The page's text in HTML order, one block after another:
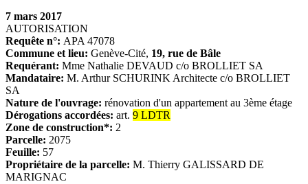
7 mars 2017
AUTORISATION
Requête n°: APA 47078
Commune et lieu: Genève-Cité, 19, rue de Bâle
Requérant: Mme Nathalie DEVAUD c/o BROLLIET SA
Mandataire: M. Arthur SCHURINK Architecte c/o BROLLIET
SA
Nature de l'ouvrage: rénovation d'un appartement au 3ème étage
Dérogations accordées: art. 9 LDTR
Zone de construction*: 2
Parcelle: 2075
Feuille: 57
Propriétaire de la parcelle: M. Thierry GALISSARD DE
MARIGNAC